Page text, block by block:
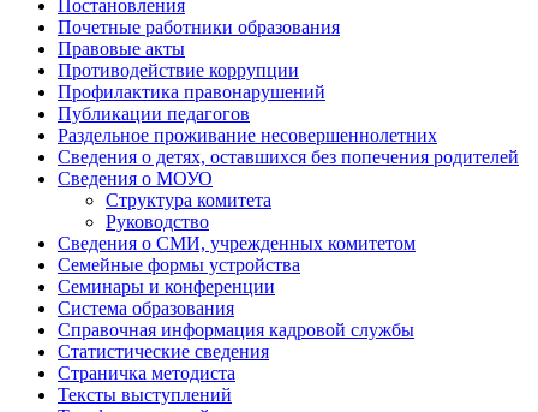
Постановления
Почетные работники образования
Правовые акты
Противодействие коррупции
Профилактика правонарушений
Публикации педагогов
Раздельное проживание несовершеннолетних
Сведения о детях, оставшихся без попечения родителей
Сведения о МОУО
Структура комитета
Руководство
Сведения о СМИ, учрежденных комитетом
Семейные формы устройства
Семинары и конференции
Система образования
Справочная информация кадровой службы
Статистические сведения
Страничка методиста
Тексты выступлений